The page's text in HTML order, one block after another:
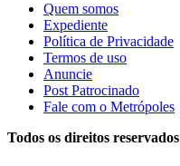
Quem somos
Expediente
Política de Privacidade
Termos de uso
Anuncie
Post Patrocinado
Fale com o Metrópoles
Todos os direitos reservados